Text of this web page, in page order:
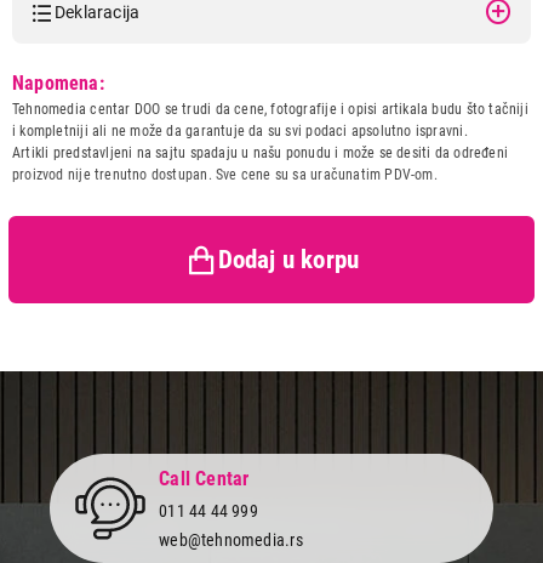
Deklaracija
Naziv i vrsta robe:
POSUDJE
Uvoznik:
CTC - UNIT d.o.o.
Zemlja porekla:
Kina
kupaca po osnovu zakona o
Napomena:
Tehnomedia centar DOO se trudi da cene, fotografije i opisi artikala budu što tačniji
i kompletniji ali ne može da garantuje da su svi podaci apsolutno ispravni.
Artikli predstavljeni na sajtu spadaju u našu ponudu i može se desiti da određeni
proizvod nije trenutno dostupan. Sve cene su sa uračunatim PDV-om.
Dodaj u korpu
599,00
POSUĐE
TEXELL TKS-168
Proizvod je dodat u korpu.
Call Centar
011 44 44 999
web@tehnomedia.rs